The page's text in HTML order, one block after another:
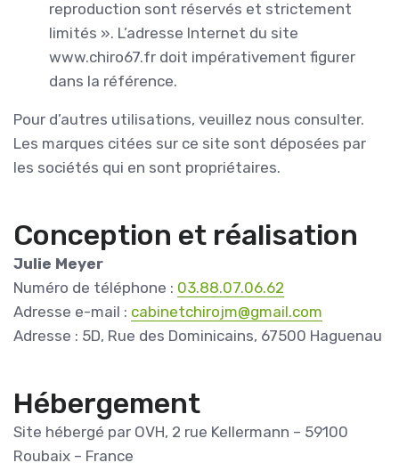
reproduction sont réservés et strictement
limités ». L’adresse Internet du site
www.chiro67.fr doit impérativement figurer
dans la référence.
Pour d’autres utilisations, veuillez nous consulter.
Les marques citées sur ce site sont déposées par
les sociétés qui en sont propriétaires.
Conception et réalisation
Julie Meyer
Numéro de téléphone : 03.88.07.06.62
Adresse e-mail : cabinetchirojm@gmail.com
Adresse : 5D, Rue des Dominicains, 67500 Haguenau
Hébergement
Site hébergé par OVH, 2 rue Kellermann – 59100
Roubaix – France